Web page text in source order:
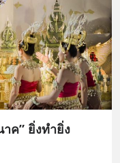
ค” ยิ่งทำยิ่ง